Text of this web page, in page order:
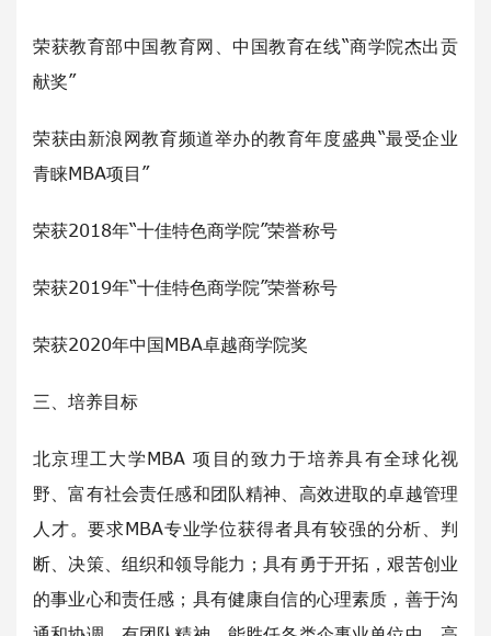
荣获教育部中国教育网、中国教育在线“商学院杰出贡
献奖”
荣获由新浪网教育频道举办的教育年度盛典“最受企业
青睐MBA项目”
荣获2018年“十佳特色商学院”荣誉称号
荣获2019年“十佳特色商学院”荣誉称号
荣获2020年中国MBA卓越商学院奖
三、培养目标
北京理工大学MBA 项目的致力于培养具有全球化视
野、富有社会责任感和团队精神、高效进取的卓越管理
人才。要求MBA专业学位获得者具有较强的分析、判
断、决策、组织和领导能力；具有勇于开拓，艰苦创业
的事业心和责任感；具有健康自信的心理素质，善于沟